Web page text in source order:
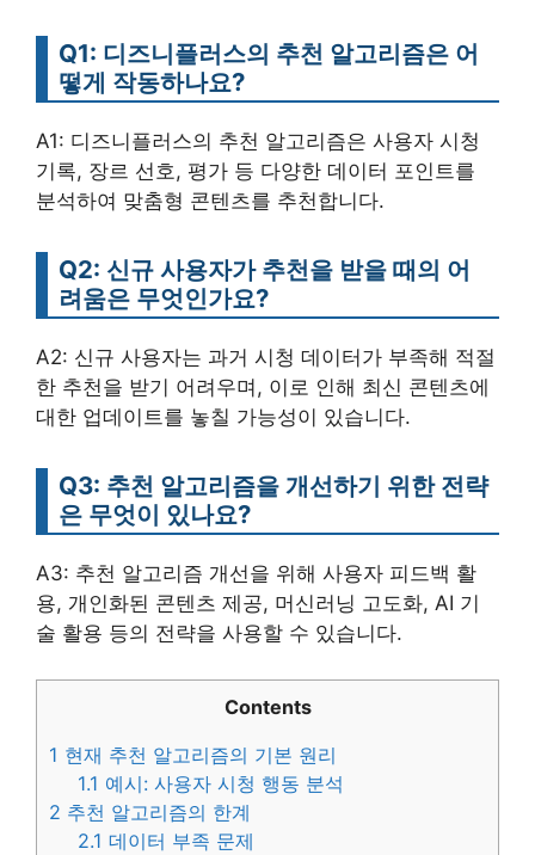
Q1: 디즈니플러스의 추천 알고리즘은 어
떻게 작동하나요?
A1: 디즈니플러스의 추천 알고리즘은 사용자 시청
기록, 장르 선호, 평가 등 다양한 데이터 포인트를
분석하여 맞춤형 콘텐츠를 추천합니다.
Q2: 신규 사용자가 추천을 받을 때의 어
려움은 무엇인가요?
A2: 신규 사용자는 과거 시청 데이터가 부족해 적절
한 추천을 받기 어려우며, 이로 인해 최신 콘텐츠에
대한 업데이트를 놓칠 가능성이 있습니다.
Q3: 추천 알고리즘을 개선하기 위한 전략
은 무엇이 있나요?
A3: 추천 알고리즘 개선을 위해 사용자 피드백 활
용, 개인화된 콘텐츠 제공, 머신러닝 고도화, AI 기
술 활용 등의 전략을 사용할 수 있습니다.
Contents
1 현재 추천 알고리즘의 기본 원리
1.1 예시: 사용자 시청 행동 분석
2 추천 알고리즘의 한계
2.1 데이터 부족 문제